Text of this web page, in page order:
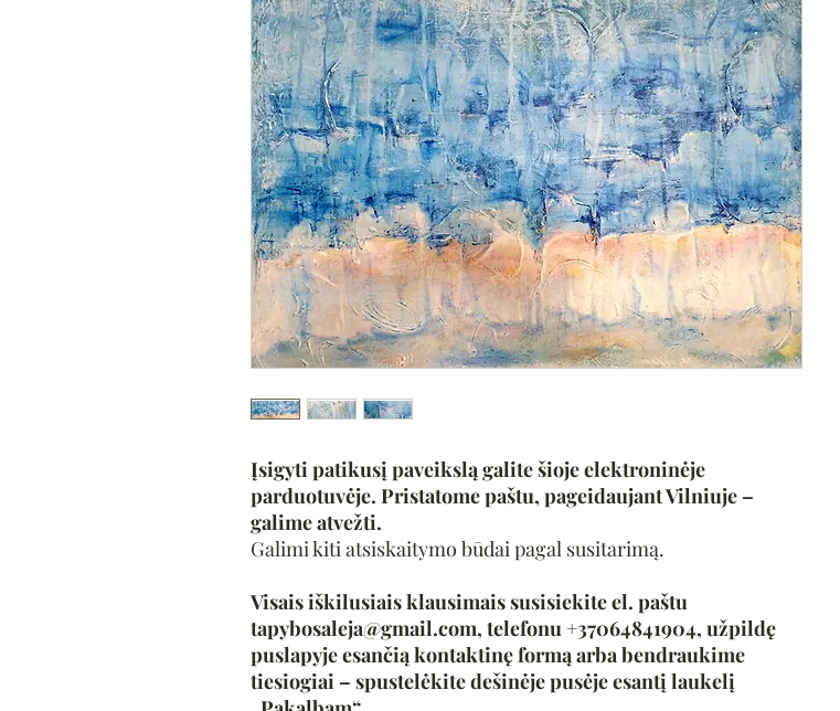
Įsigyti patikusį paveikslą galite šioje elektroninėje
parduotuvėje. Pristatome paštu, pageidaujant Vilniuje –
galime atvežti.
Galimi kiti atsiskaitymo būdai pagal susitarimą.
Visais iškilusiais klausimais susisiekite el. paštu
tapybosaleja@gmail.com, telefonu +37064841904, užpildę
puslapyje esančią kontaktinę formą arba bendraukime
tiesiogiai – spustelėkite dešinėje pusėje esantį laukelį